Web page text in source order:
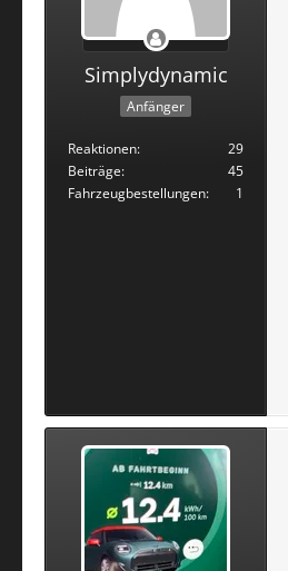
Simplydynamic
Anfänger
Reaktionen
29
Beiträge
45
Fahrzeugbestellungen
1